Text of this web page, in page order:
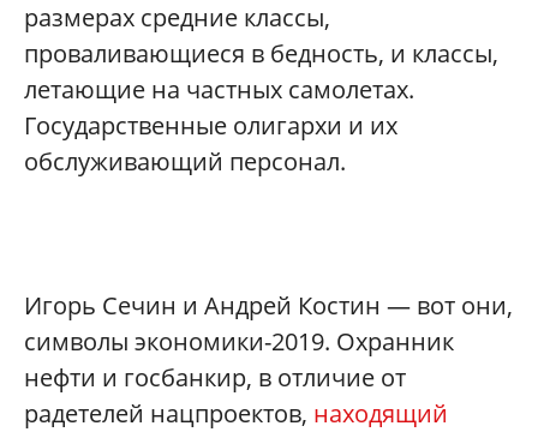
размерах средние классы,
проваливающиеся в бедность, и классы,
летающие на частных самолетах.
Государственные олигархи и их
обслуживающий персонал.
Игорь Сечин и Андрей Костин — вот они,
символы экономики-2019. Охранник
нефти и госбанкир, в отличие от
радетелей нацпроектов, находящий